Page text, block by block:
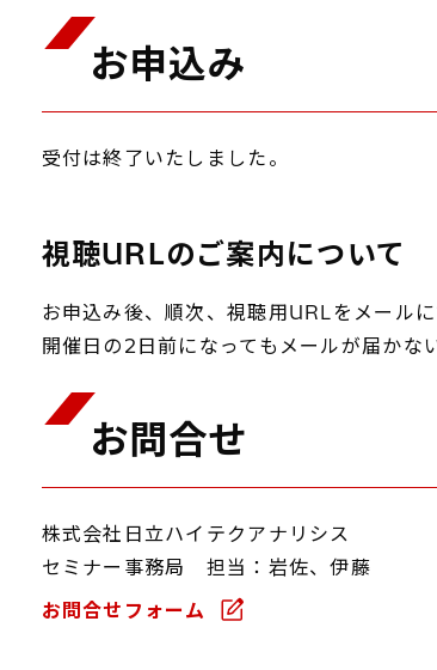
お申込み
受付は終了いたしました。
視聴URLのご案内について
お申込み後、順次、視聴用URLをメールに
開催日の2日前になってもメールが届か
お問合せ
株式会社日立ハイテクアナリシス
セミナー事務局 担当：岩佐、伊藤
お問合せフォーム